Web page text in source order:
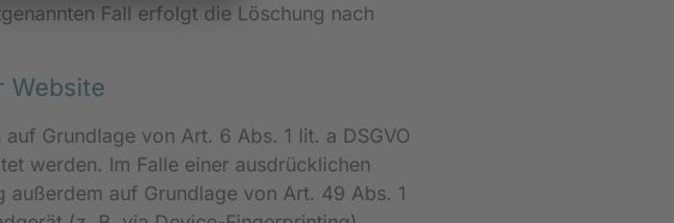
Fall erfolgt die Löschung nach
Website
Grundlage von Art. 6 Abs. 1 lit. a DSGVO
werden. Im Falle einer ausdrücklichen
auf Grundlage von Art. 49 Abs. 1